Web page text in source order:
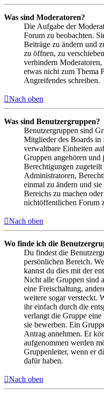
Was sind Moderatoren?
Die Aufgabe der
Forum zu beobachten.
Beiträge zu ändern und
zu öffnen, zu
verhindern
etwas nicht zum Thema
Angreifendes schreiben.
Nach oben
Was sind Benutzergruppen?
Benutzergruppen sind
Mitglieder des Boards
verwaltbare Einheiten
Gruppen angehören und
Berechtigungen
Administratoren,
einmal zu ändern und
Bereichs zu machen
nichtöffentlichen Forum
Nach oben
Wo finde ich die
Du findest die
persönlichen Bereich.
kannst du dies mit der
Nicht alle Gruppen sind
eine Freischaltung,
weitere sogar versteckt.
ihr einfach durch die
verlangt die Gruppe
sie bewerben. Ein
Antrag annehmen. Er
aufgenommen werden
Gruppenleiter, wenn er
dafür haben.
Nach oben